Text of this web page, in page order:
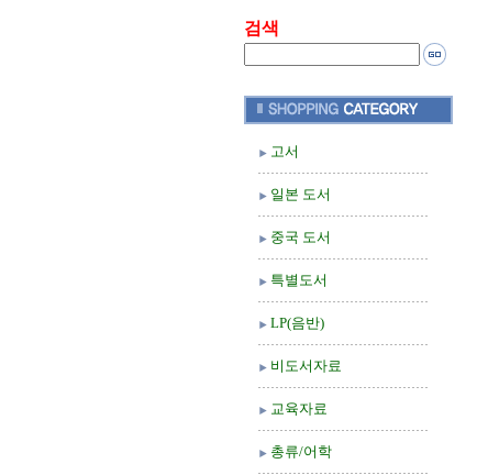
검색
고서
일본 도서
중국 도서
특별도서
LP(음반)
비도서자료
교육자료
총류/어학